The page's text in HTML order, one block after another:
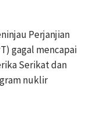
Perjanjian
gagal mencapai
Serikat dan
nuklir